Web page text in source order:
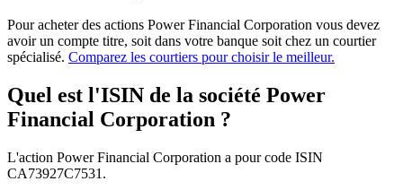
Pour acheter des actions Power Financial Corporation vous devez
avoir un compte titre, soit dans votre banque soit chez un courtier
spécialisé. Comparez les courtiers pour choisir le meilleur.
Quel est l'ISIN de la société Power
Financial Corporation ?
L'action Power Financial Corporation a pour code ISIN
CA73927C7531.